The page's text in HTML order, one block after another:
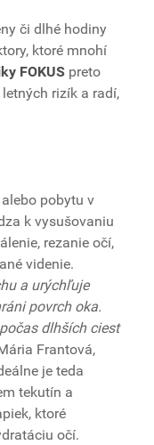
či dlhé hodiny
ktoré mnohí
FOKUS preto
rizík a radí,
pobytu v
k vysušovaniu
rezanie očí,
videnie.
a urýchľuje
povrch oka.
dlhších ciest
Frantová,
je teda
tekutín a
ktoré
očí.